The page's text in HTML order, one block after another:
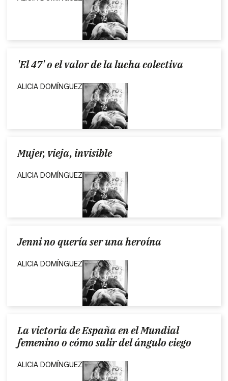
'El 47' o el valor de la lucha colectiva
ALICIA DOMÍNGUEZ
Mujer, vieja, invisible
ALICIA DOMÍNGUEZ
Jenni no quería ser una heroína
ALICIA DOMÍNGUEZ
La victoria de España en el Mundial
femenino o cómo salir del ángulo ciego
ALICIA DOMÍNGUEZ